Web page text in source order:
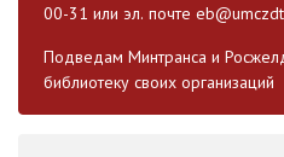
00-31 или эл. почте
Подведам Минтранса и
библиотеку своих организаций